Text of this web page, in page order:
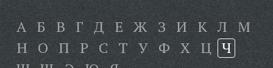
А Б В Г Д Е Ж З И К Л М
Н О П Р С Т У Ф Х Ц Ч